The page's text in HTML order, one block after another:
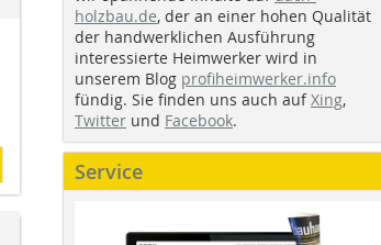
holzbau.de, der an einer hohen Qualität
der handwerklichen Ausführung
interessierte Heimwerker wird in
unserem Blog profiheimwerker.info
fündig. Sie finden uns auch aufXing,
Twitter und Facebook.
Service